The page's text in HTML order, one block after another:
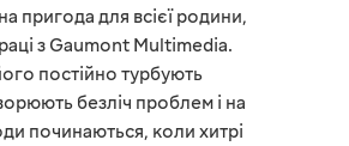
пригода для всієї родини,
з Gaumont Multimedia.
постійно турбують
безліч проблем і на
починаються, коли хитрі